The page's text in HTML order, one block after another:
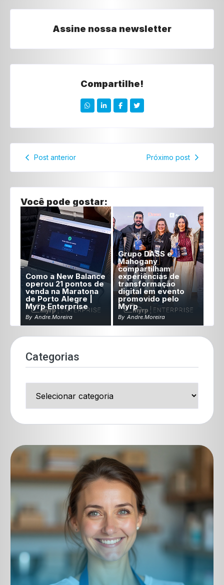
Assine nossa newsletter
Compartilhe!
Post anterior Próximo post
Você pode gostar:
Como a New Balance
operou 21 pontos de
venda na Maratona
de Porto Alegre |
Myrp Enterprise
By Andre.moreira
Grupo DASS e
Mahogany
compartilham
experiências de
transformação
digital em evento
promovido pelo
Myrp
By Andre.moreira
Categorias